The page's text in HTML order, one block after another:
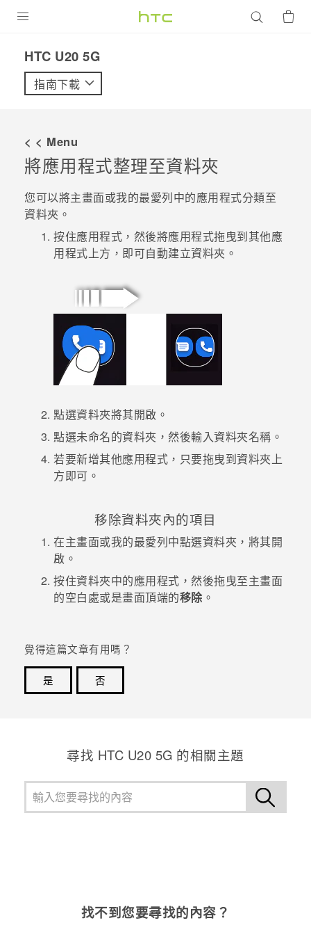
VIVE
配件
優惠專區
焦點訊息
‎HTC U20 5G‎
指南下載
< < Menu
將應用程式整理至資料夾
您可以將主畫面或我的最愛列中的應用程式分類至
資料夾。
按住應用程式，然後將應用程式拖曳到其他應
用程式上方，即可自動建立資料夾。
點選資料夾將其開啟。
點選未命名的資料夾 ，然後輸入資料夾名稱。
若要新增其他應用程式，只要拖曳到資料夾上
方即可。
移除資料夾內的項目
在主畫面或我的最愛列中點選資料夾，將其開
啟。
按住資料夾中的應用程式，然後拖曳至主畫面
的空白處或是畫面頂端的移除。
覺得這篇文章有用嗎？
是
否
尋找 ‎HTC U20 5G 的相關主題
找不到您要尋找的內容？